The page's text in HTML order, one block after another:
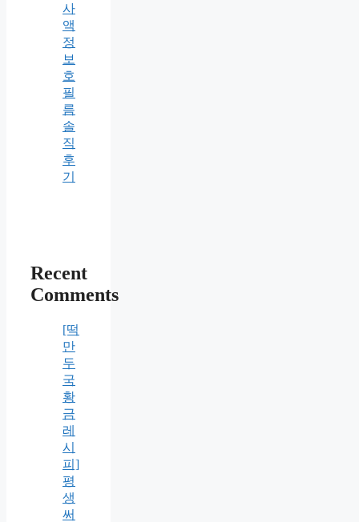
사
액
정
보
호
필
름
솔
직
후
기
Recent
Comments
[떡
만
두
국
황
금
레
시
피]
평
생
써